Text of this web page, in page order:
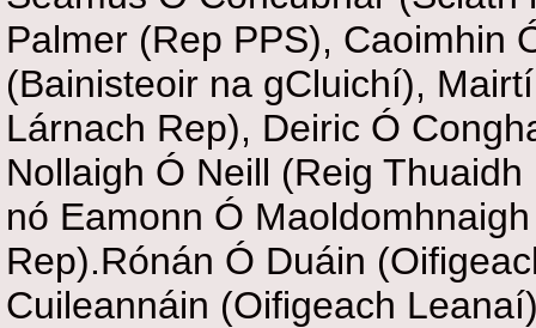
Palmer (Rep PPS), Caoimhin
(Bainisteoir na gCluichí),
Lárnach Rep), Deiric Ó
Nollaigh Ó Neill (Reig
nó Eamonn Ó
Rep).Rónán Ó Duáin
Cuileannáin (Oifigeach